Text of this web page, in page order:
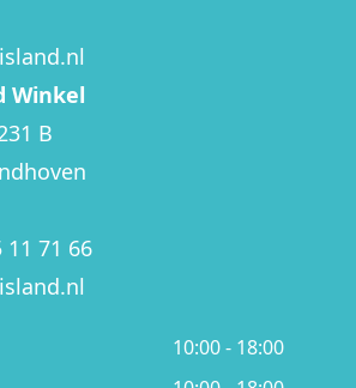
Winkel
B
11 71 66
10:00 - 18:00